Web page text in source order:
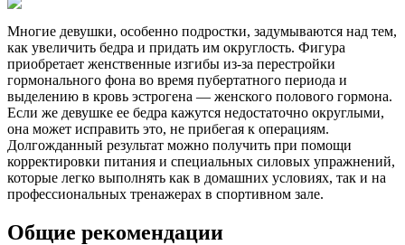
Многие девушки, особенно подростки, задумываются над тем,
как увеличить бедра и придать им округлость. Фигура
приобретает женственные изгибы из-за перестройки
гормонального фона во время пубертатного периода и
выделению в кровь эстрогена — женского полового гормона.
Если же девушке ее бедра кажутся недостаточно округлыми,
она может исправить это, не прибегая к операциям.
Долгожданный результат можно получить при помощи
корректировки питания и специальных силовых упражнений,
которые легко выполнять как в домашних условиях, так и на
профессиональных тренажерах в спортивном зале.
Общие рекомендации